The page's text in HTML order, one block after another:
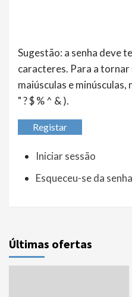
Sugestão: a senha deve
caracteres. Para a tornar
maiúsculas e
" ? $ % ^ & ).
Registar
Iniciar sessão
Esqueceu-se da
Últimas ofertas